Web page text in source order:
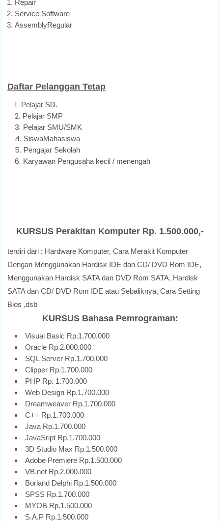
Repair
Service Software
AssemblyRegular
Daftar Pelanggan Tetap
Pelajar SD.
Pelajar SMP
Pelajar SMU/SMK
SiswaMahasiswa
Pengajar Sekolah
Karyawan Pengusaha kecil / menengah
KURSUS Perakitan Komputer Rp. 1.500.000,-
terdiri dari : Hardware Komputer, Cara Merakit Komputer
Dengan Menggunakan Hardisk IDE dan CD/ DVD Rom IDE,
Menggunakan Hardisk SATA dan DVD Rom SATA, Hardisk
SATA dan CD/ DVD Rom IDE atau Sebaliknya, Cara Setting
Bios ,dsb
KURSUS Bahasa Pemrograman:
Visual Basic Rp.1.700.000
Oracle Rp.2.000.000
SQL Server Rp.1.700.000
Clipper Rp.1.700.000
PHP Rp. 1.700.000
Web Design Rp.1.700.000
Dreamweaver Rp.1.700.000
C++ Rp.1.700.000
Java Rp.1.700.000
JavaSript Rp.1.700.000
3D Studio Max Rp.1.500.000
Adobe Premiere Rp.1.500.000
VB.net Rp.2.000.000
Borland Delphi Rp.1.500.000
SPSS Rp.1.700.000
MYOB Rp.1.500.000
S.A.P Rp.1.500.000